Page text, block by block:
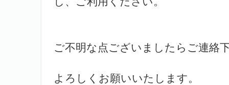
ご不明な点ございましたらご連絡
よろしくお願いいたします。